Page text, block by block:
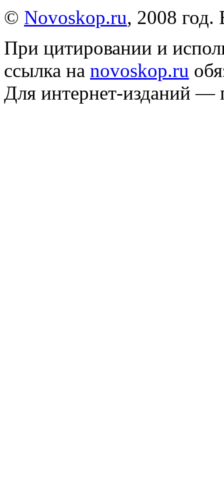
© Novoskop.ru, 2008
При цитировании и
ссылка на novoskop.ru
Для интернет-изданий —